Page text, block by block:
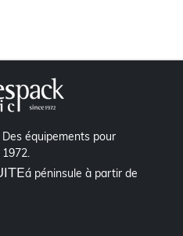
équipements pour
á péninsule à partir de